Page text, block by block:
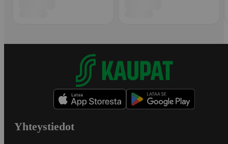
Yhteystiedot